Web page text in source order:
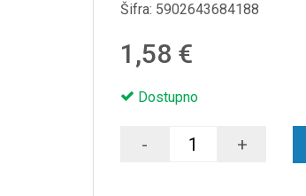
Šifra: 5902643684188
1,58 €
Dostupno
- +